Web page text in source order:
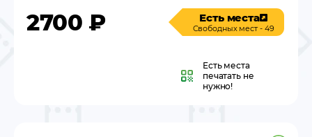
2700 ₽ Есть места
Свободных мест - 49
Есть места
печатать не
нужно!